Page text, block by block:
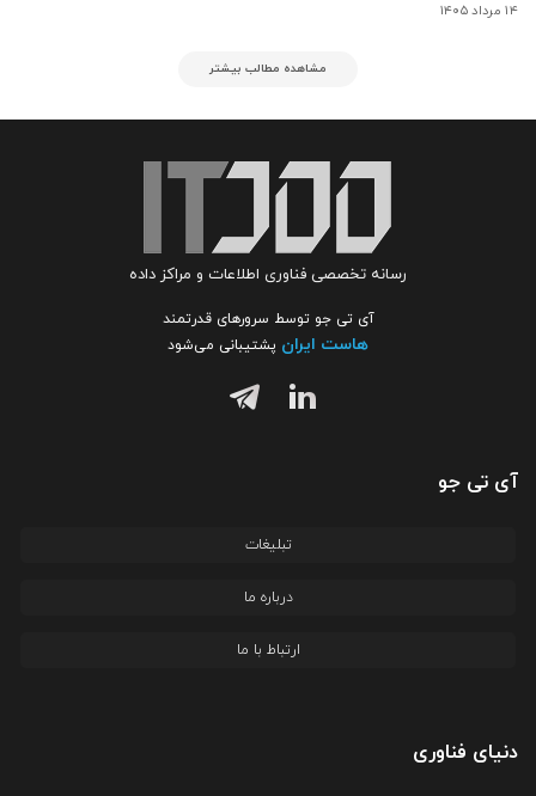
۱۴ مرداد ۱۴۰۵
مشاهده مطالب بیشتر
رسانه تخصصی فناوری اطلاعات و مراکز داده
آی تی جو توسط سرورهای قدرتمند
هاست ایران پشتیبانی می‌شود
آی تی جو
تبلیغات
درباره ما
ارتباط با ما
دنیای فناوری